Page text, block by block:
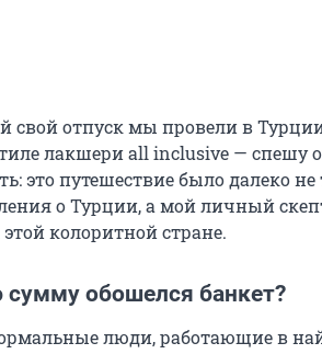
свой отпуск мы провели в
лакшери all inclusive — спешу
это путешествие было далеко
о Турции, а мой личный
этой колоритной стране.
сумму обошелся банкет?
люди, работающие в